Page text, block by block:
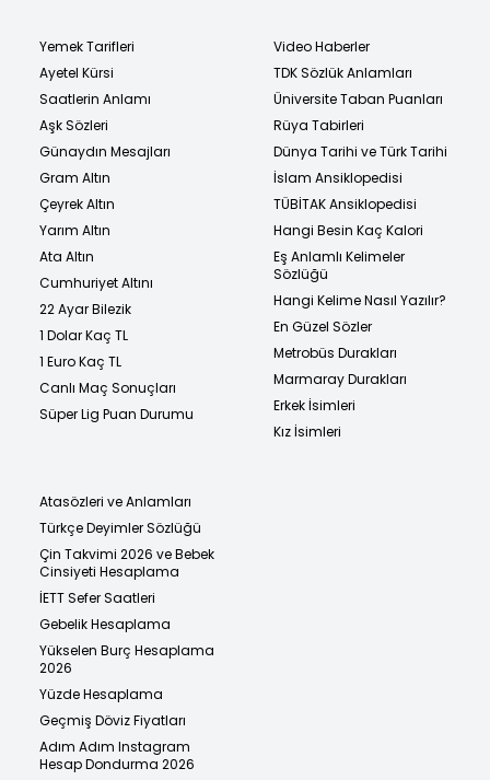
Yemek Tarifleri
Ayetel Kürsi
Saatlerin Anlamı
Aşk Sözleri
Günaydın Mesajları
Gram Altın
Çeyrek Altın
Yarım Altın
Ata Altın
Cumhuriyet Altını
22 Ayar Bilezik
1 Dolar Kaç TL
1 Euro Kaç TL
Canlı Maç Sonuçları
Süper Lig Puan Durumu
Video Haberler
TDK Sözlük Anlamları
Üniversite Taban Puanları
Rüya Tabirleri
Dünya Tarihi ve Türk Tarihi
İslam Ansiklopedisi
TÜBİTAK Ansiklopedisi
Hangi Besin Kaç Kalori
Eş Anlamlı Kelimeler
Sözlüğü
Hangi Kelime Nasıl Yazılır?
En Güzel Sözler
Metrobüs Durakları
Marmaray Durakları
Erkek İsimleri
Kız İsimleri
Atasözleri ve Anlamları
Türkçe Deyimler Sözlüğü
Çin Takvimi 2026 ve Bebek
Cinsiyeti Hesaplama
İETT Sefer Saatleri
Gebelik Hesaplama
Yükselen Burç Hesaplama
2026
Yüzde Hesaplama
Geçmiş Döviz Fiyatları
Adım Adım Instagram
Hesap Dondurma 2026